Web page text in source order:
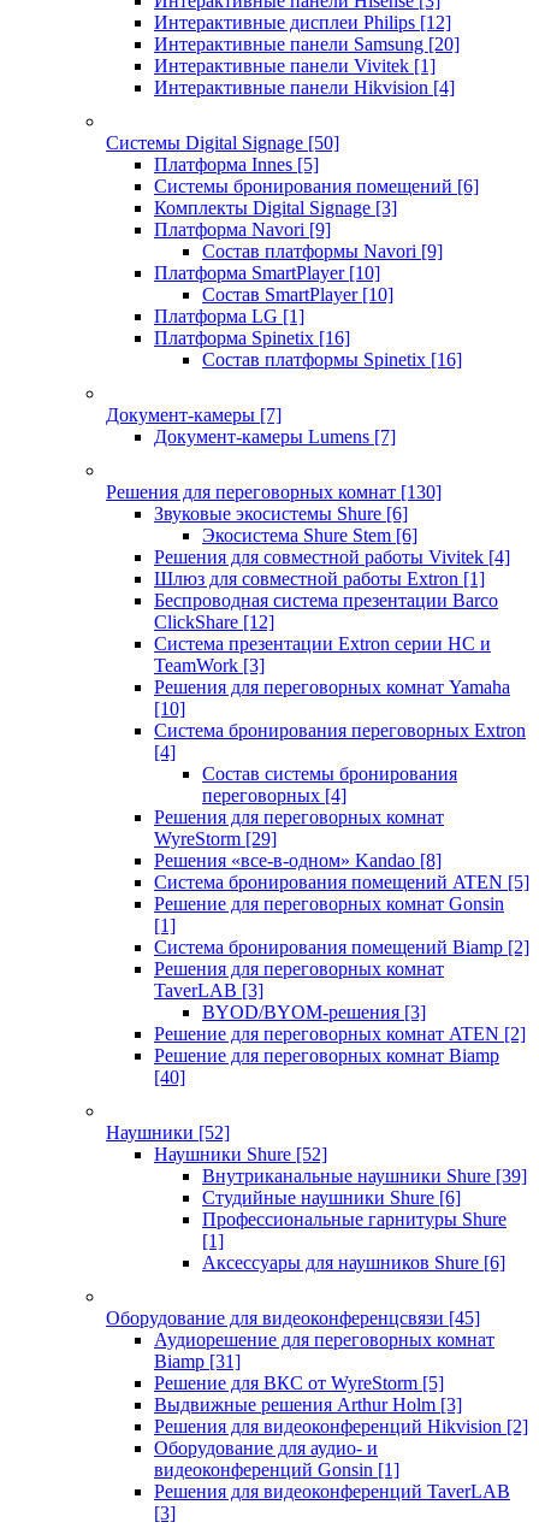
Интерактивные дисплеи Philips [12]
Интерактивные панели Samsung [20]
Интерактивные панели Vivitek [1]
Интерактивные панели Hikvision [4]
Системы Digital Signage [50]
Платформа Innes [5]
Системы бронирования помещений [6]
Комплекты Digital Signage [3]
Платформа Navori [9]
Состав платформы Navori [9]
Платформа SmartPlayer [10]
Состав SmartPlayer [10]
Платформа LG [1]
Платформа Spinetix [16]
Состав платформы Spinetix [16]
Документ-камеры [7]
Документ-камеры Lumens [7]
Решения для переговорных комнат [130]
Звуковые экосистемы Shure [6]
Экосистема Shure Stem [6]
Решения для совместной работы Vivitek [4]
Шлюз для совместной работы Extron [1]
Беспроводная система презентации Barco
ClickShare [12]
Система презентации Extron серии HC и
TeamWork [3]
Решения для переговорных комнат Yamaha
[10]
Система бронирования переговорных Extron
[4]
Состав системы бронирования
переговорных [4]
Решения для переговорных комнат
WyreStorm [29]
Решения «все-в-одном» Kandao [8]
Система бронирования помещений ATEN [5]
Решение для переговорных комнат Gonsin
[1]
Система бронирования помещений Biamp [2]
Решения для переговорных комнат
TaverLAB [3]
BYOD/BYOM-решения [3]
Решение для переговорных комнат ATEN [2]
Решение для переговорных комнат Biamp
[40]
Наушники [52]
Наушники Shure [52]
Внутриканальные наушники Shure [39]
Студийные наушники Shure [6]
Профессиональные гарнитуры Shure
[1]
Аксессуары для наушников Shure [6]
Оборудование для видеоконференцсвязи [45]
Аудиорешение для переговорных комнат
Biamp [31]
Решение для ВКС от WyreStorm [5]
Выдвижные решения Arthur Holm [3]
Решения для видеоконференций Hikvision [2]
Оборудование для аудио- и
видеоконференций Gonsin [1]
Решения для видеоконференций TaverLAB
[3]